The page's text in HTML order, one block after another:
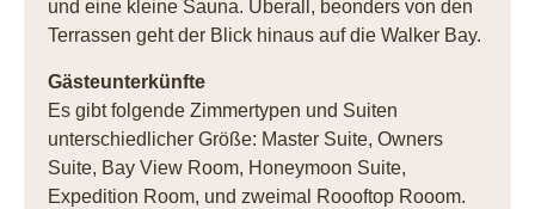
und eine kleine Sauna. Überall, beonders von den
Terrassen geht der Blick hinaus auf die Walker Bay.
Gästeunterkünfte
Es gibt folgende Zimmertypen und Suiten
unterschiedlicher Größe: Master Suite, Owners
Suite, Bay View Room, Honeymoon Suite,
Expedition Room, und zweimal Roooftop Rooom.